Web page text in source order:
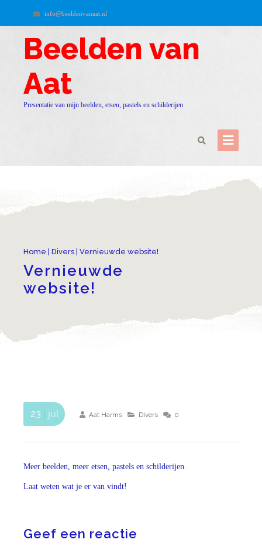
info@beeldenvanaat.nl
Beelden van
Aat
Presentatie van mijn beelden, etsen, pastels en schilderijen
Home Divers Vernieuwde website!
Vernieuwde
website!
Aat Harms Divers 0
23 jul
Meer beelden, meer etsen, pastels en schilderijen.
Laat weten wat je er van vindt!
Geef een reactie